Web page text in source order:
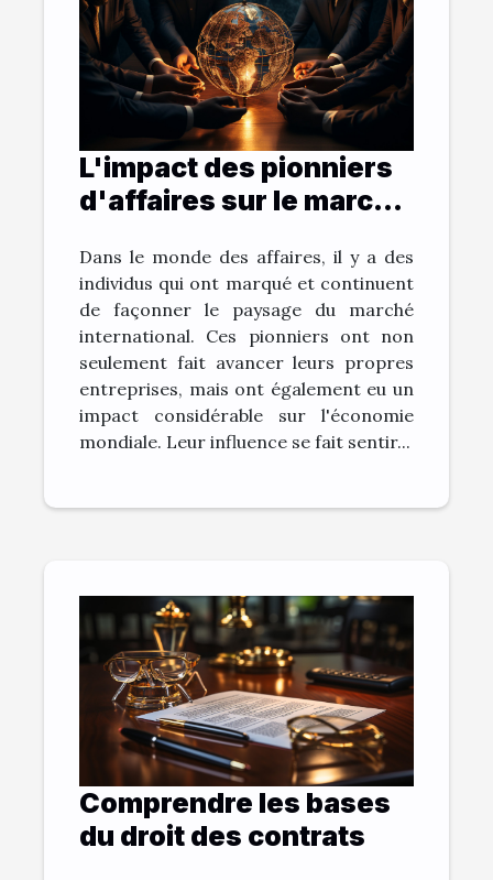
L'impact des pionniers
d'affaires sur le marché
Dans le monde des affaires, il y a des
individus qui ont marqué et continuent
de façonner le paysage du marché
international. Ces pionniers ont non
seulement fait avancer leurs propres
entreprises, mais ont également eu un
impact considérable sur l'économie
mondiale. Leur influence se fait sentir...
Comprendre les bases
du droit des contrats